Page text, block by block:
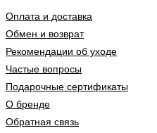
Оплата и доставка
Обмен и возврат
Рекомендации об уходе
Частые вопросы
Подарочные сертификаты
О бренде
Обратная связь